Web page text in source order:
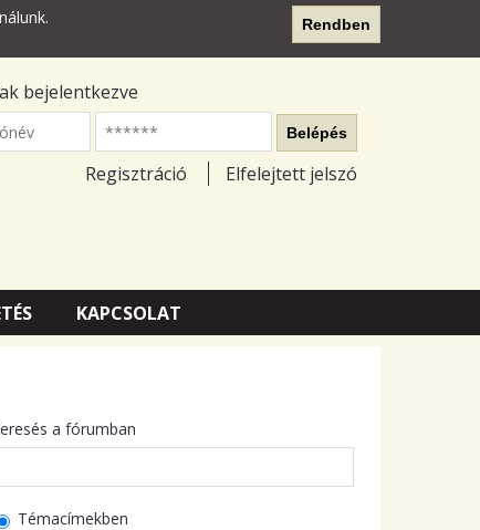
Rendben
bejelentkezve
Belépés
Regisztráció Elfelejtett jelszó
KAPCSOLAT
a fórumban
Témacímekben